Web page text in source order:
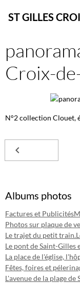
ST GILLES
Croix-
N°2 collection Clouet,
Albums photos
Factures et Publicités
Photos sur plaque de
Le trajet du petit train.
Le pont de Saint-Gilles
La place de l'église,
Fêtes, foires et
L'avenue de la plage